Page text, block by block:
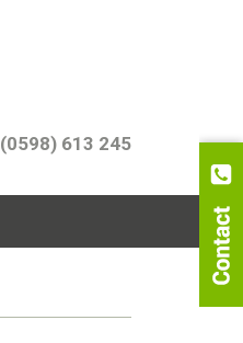
(0598) 613 245